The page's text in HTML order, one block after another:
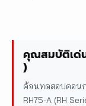
คุณสมบัติเด่
)
ค้อนทดสอบคอนก
RH75-A (RH